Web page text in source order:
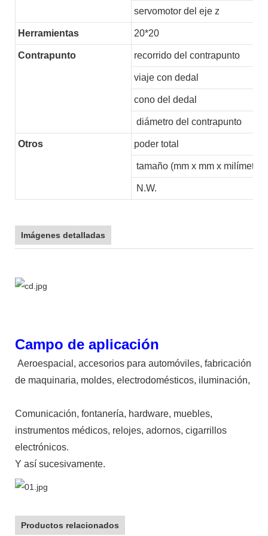
servomotor del eje z
Herramientas 20*20
Contrapunto recorrido del contrapunto
viaje con dedal
cono del dedal
diámetro del contrapunto
Otros poder total
tamaño (mm x mm x
N.W.
Imágenes detalladas
Campo de aplicación
Aeroespacial, accesorios para automóviles, fabricación
de maquinaria, moldes, electrodomésticos, iluminación,
Comunicación, fontanería, hardware, muebles,
instrumentos médicos, relojes, adornos, cigarrillos
electrónicos.
Y así sucesivamente.
Productos relacionados